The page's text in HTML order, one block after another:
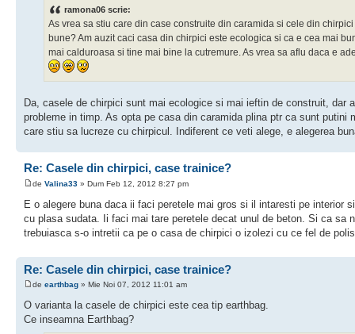
ramona06 scrie:
As vrea sa stiu care din case construite din caramida si cele din
bune? Am auzit caci casa din chirpici este ecologica si ca e cea mai
mai calduroasa si tine mai bine la cutremure. As vrea sa aflu daca e
Da, casele de chirpici sunt mai ecologice si mai ieftin de construit, dar
probleme in timp. As opta pe casa din caramida plina ptr ca sunt putini
care stiu sa lucreze cu chirpicul. Indiferent ce veti alege, e alegerea
Re: Casele din chirpici, case trainice?
de Valina33 » Dum Feb 12, 2012 8:27 pm
E o alegere buna daca ii faci peretele mai gros si il intaresti pe interior
cu plasa sudata. Ii faci mai tare peretele decat unul de beton. Si ca sa
trebuiasca s-o intretii ca pe o casa de chirpici o izolezi cu ce fel de
Re: Casele din chirpici, case trainice?
de earthbag » Mie Noi 07, 2012 11:01 am
O varianta la casele de chirpici este cea tip earthbag.
Ce inseamna Earthbag?